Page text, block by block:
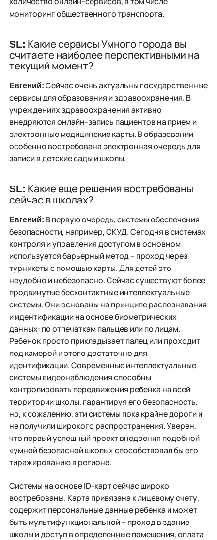
мониторинг общественного транспорта.
SL: Какие сервисы Умного города вы
считаете наиболее перспективными на
текущий момент?
Евгений: Сейчас очень актуальны государственные
сервисы для образования и здравоохранения. В
учреждениях здравоохранения активно
внедряются онлайн-запись пациентов на прием и
электронные медицинские карты. В образовании
особенно востребована электронная очередь для
записи в детские сады и школы.
SL: Какие еще решения востребованы
сейчас в школах?
Евгений: В первую очередь, системы обеспечения
безопасности, например, СКУД. Сегодня в системах
контроля и управления доступом в основном
используется барьерный метод – проход через
турникеты с помощью карты. Для детей это
неудобно и небезопасно. Сейчас существуют более
продвинутые бесконтактные интеллектуальные
системы. Они основаны на принципе распознавания
и идентификации на основе биометрических
данных: по отпечаткам пальцев или по лицам.
Ребенок просто прикладывает палец или проходит
под камерой и этого достаточно для
идентификации. Современные интеллектуальные
системы видеонаблюдения способны
контролировать передвижения ребенка на всей
территории школы, гарантируя его безопасность,
но, к сожалению, эти системы пока крайне дороги и
не получили широкого распространения. Уверен,
что первый успешный проект внедрения подобной
«умной безопасной школы» способствовал бы его
тиражированию в регионе.
Системы на основе ID-карт сейчас широко
востребованы. Карта привязана к лицевому счету,
содержит персональные данные ребенка и может
быть мультифункциональной – проход в здание
школы и доступ в определенные помещения, оплата